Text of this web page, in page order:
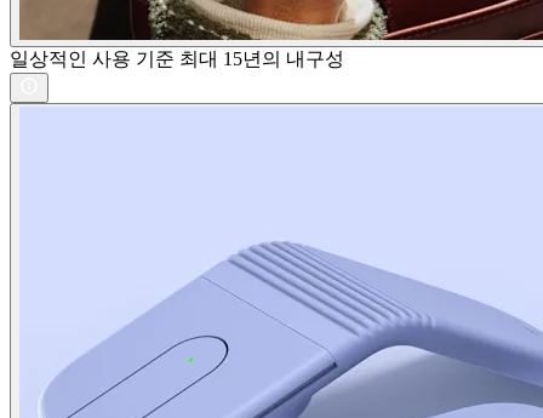
일상적인 사용 기준 최대 15년의 내구성